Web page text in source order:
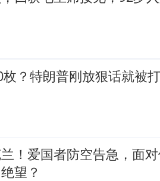
？特朗普刚放狠话就被
！爱国者防空告急，面对
望？